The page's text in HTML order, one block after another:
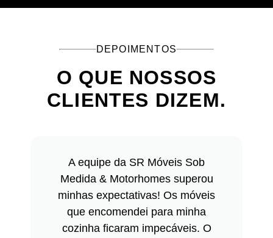
DEPOIMENTOS
O QUE NOSSOS
CLIENTES DIZEM.
A equipe da SR Móveis Sob
Medida & Motorhomes superou
minhas expectativas! Os móveis
que encomendei para minha
cozinha ficaram impecáveis. O